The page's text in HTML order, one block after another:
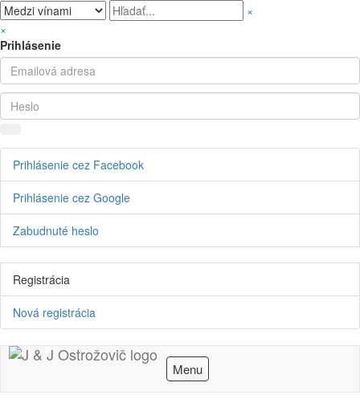
×
×
Prihlásenie
Prihlásenie cez Facebook
Prihlásenie cez Google
Zabudnuté heslo
Registrácia
Nová registrácia
Menu